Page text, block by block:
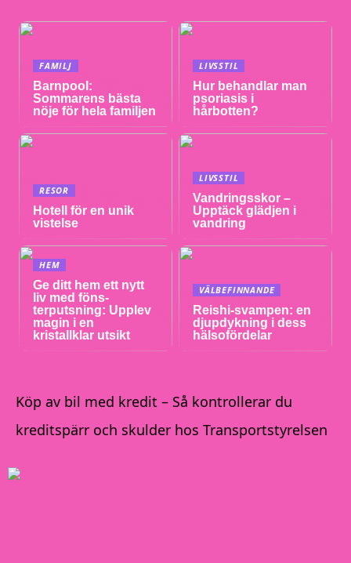
FAMILJ
Barnpool:
Sommarens bästa
nöje för hela familjen
LIVSSTIL
Hur behandlar man
psoriasis i
hårbotten?
RESOR
Hotell för en unik
vistelse
LIVSSTIL
Vandringsskor –
Upptäck glädjen i
vandring
HEM
Ge ditt hem ett nytt
liv med föns-
terputsning: Upplev
magin i en
kristallklar utsikt
VÄLBEFINNANDE
Reishi-svampen: en
djupdykning i dess
hälsofördelar
Köp av bil med kredit – Så kontrollerar du
kreditspärr och skulder hos Transportstyrelsen